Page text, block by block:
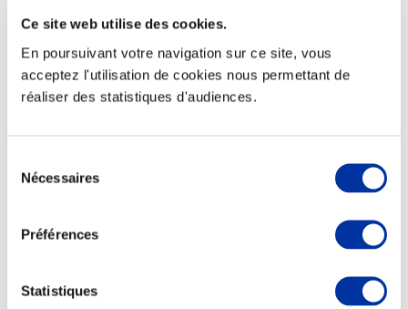
Ce site web utilise des cookies.
En poursuivant votre navigation sur ce site, vous
acceptez l'utilisation de cookies nous permettant de
réaliser des statistiques d'audiences.
Nécessaires
Préférences
Statistiques
Elevage